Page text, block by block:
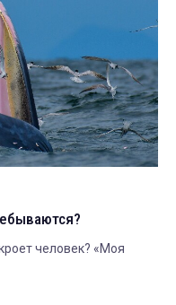
человек? «Моя